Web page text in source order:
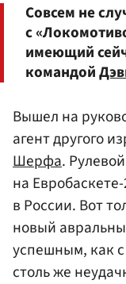
Совсем не
с
имеющий
командой
Вышел на
агент другого
Шерфа.
на
в России. Вот
новый
успешным, как с
столь же